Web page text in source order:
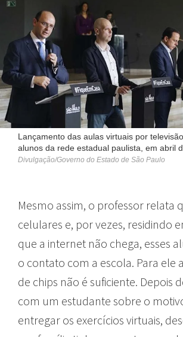
Lançamento das aulas virtuais por
alunos da rede estadual paulista, em abril
Divulgação/Governo do Estado de São Paulo
Mesmo assim, o professor relata
celulares e, por vezes, residindo
que a internet não chega, esses
o contato com a escola. Para ele
de chips não é suficiente. Depois
com um estudante sobre o
entregar os exercícios virtuais,